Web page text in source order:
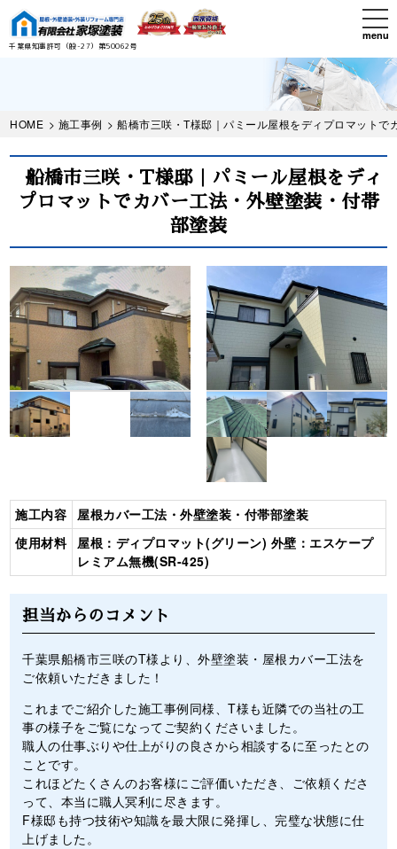
Skip
main
menu
千葉県知事許可（般-27）第50062号
HOME > 施工事例 > 船橋市三咲・T様邸｜パミール屋根をディプロマットで
船橋市三咲・T様邸｜パミール屋根をディ
プロマットでカバー工法・外壁塗装・付帯
部塗装
Before
施工内容
屋根カバー工法・外壁塗装・付帯部塗装
使用材料
屋根：ディプロマット(グリーン) 外壁：エスケープ
レミアム無機(SR-425)
担当からのコメント
千葉県船橋市三咲のT様より、外壁塗装・屋根カバー工法を
ご依頼いただきました！
これまでご紹介した施工事例同様、T様も近隣での当社の工
事の様子をご覧になってご契約くださいました。
職人の仕事ぶりや仕上がりの良さから相談するに至ったとの
ことです。
これほどたくさんのお客様にご評価いただき、ご依頼くださ
って、本当に職人冥利に尽きます。
F様邸も持つ技術や知識を最大限に発揮し、完璧な状態に仕
上げました。